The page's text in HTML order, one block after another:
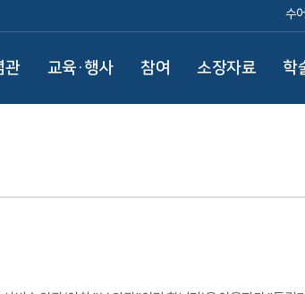
수
관 교육·행사 참여 소장자료 학